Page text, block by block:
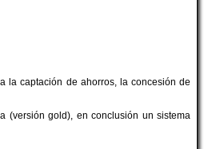
la captación de ahorros, la concesión de
(versión gold), en conclusión un sistema